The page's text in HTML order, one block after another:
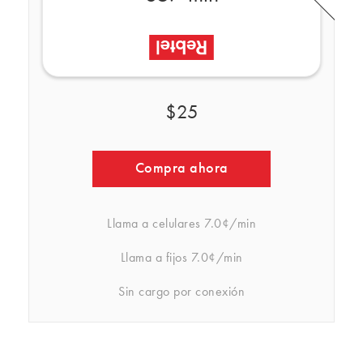
$25
Compra ahora
Llama a celulares 7.0¢/min
Llama a fijos 7.0¢/min
Sin cargo por conexión